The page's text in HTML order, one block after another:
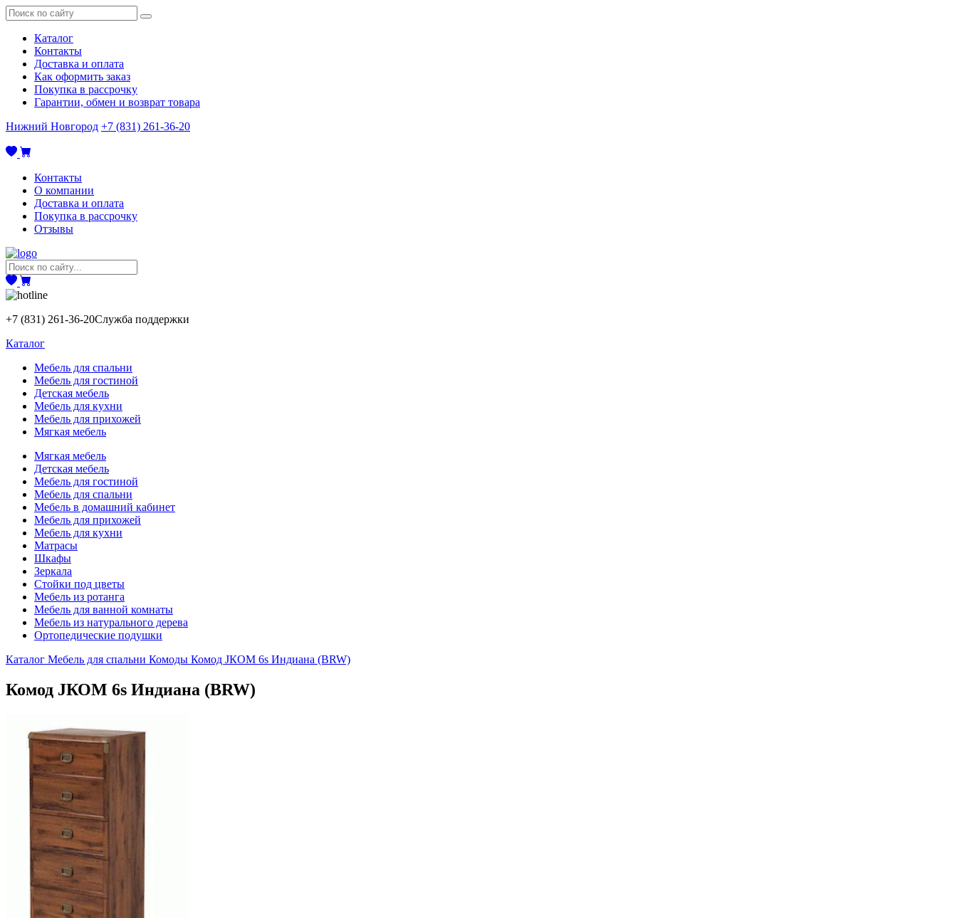
Каталог
Контакты
Доставка и оплата
Как оформить заказ
Покупка в рассрочку
Гарантии, обмен и возврат товара
Нижний Новгород +7 (831) 261-36-20
Контакты
О компании
Доставка и оплата
Покупка в рассрочку
Отзывы
+7 (831) 261-36-20Служба поддержки
Каталог
Мебель для спальни
Мебель для гостиной
Детская мебель
Мебель для кухни
Мебель для прихожей
Мягкая мебель
Мягкая мебель
Детская мебель
Мебель для гостиной
Мебель для спальни
Мебель в домашний кабинет
Мебель для прихожей
Мебель для кухни
Матрасы
Шкафы
Зеркала
Стойки под цветы
Мебель из ротанга
Мебель для ванной комнаты
Мебель из натурального дерева
Ортопедические подушки
Каталог Мебель для спальни Комоды Комод JКОМ 6s Индиана (BRW)
Комод JКОМ 6s Индиана (BRW)